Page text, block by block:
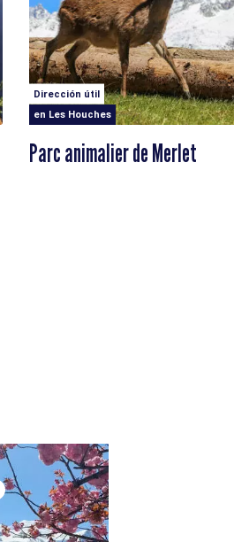
Dirección útil
en Les Houches
Parc animalier de Merlet